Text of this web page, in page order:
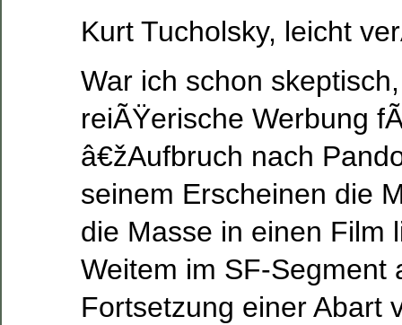
Kurt Tucholsky, leicht
War ich schon
reiÃŸerische Werbung
â€žAufbruch nach
seinem Erscheinen die
die Masse in einen Film
Weitem im SF-Segment
Fortsetzung einer Abart